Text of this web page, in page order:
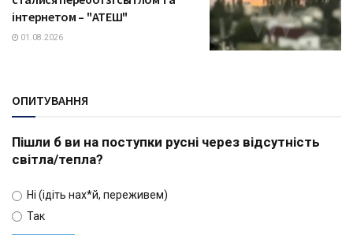
інтернетом – "АТЕШ"
01.08.2026
ОПИТУВАННЯ
Пішли б ви на поступки русні через відсутність
світла/тепла?
Ні (ідіть нах*й, переживем)
Так